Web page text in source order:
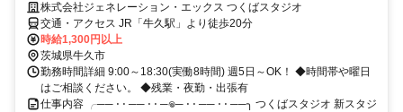
株式会社ジェネレーション・エックス つくばスタジオ
交通・アクセス JR「牛久駅」より徒歩20分
時給1,300円以上
茨城県牛久市
勤務時間詳細 9:00～18:30(実働8時間) 週5日～OK！ ◆時間帯や曜日
はご相談ください。 ◆残業・夜勤・出張有
仕事内容 ╭── ⋅ ⋅ ── ⋅ ⋅ ─𖦹─ ⋅ ⋅ ── ⋅ ⋅ ──╮ つくばスタジオ 新スタジ